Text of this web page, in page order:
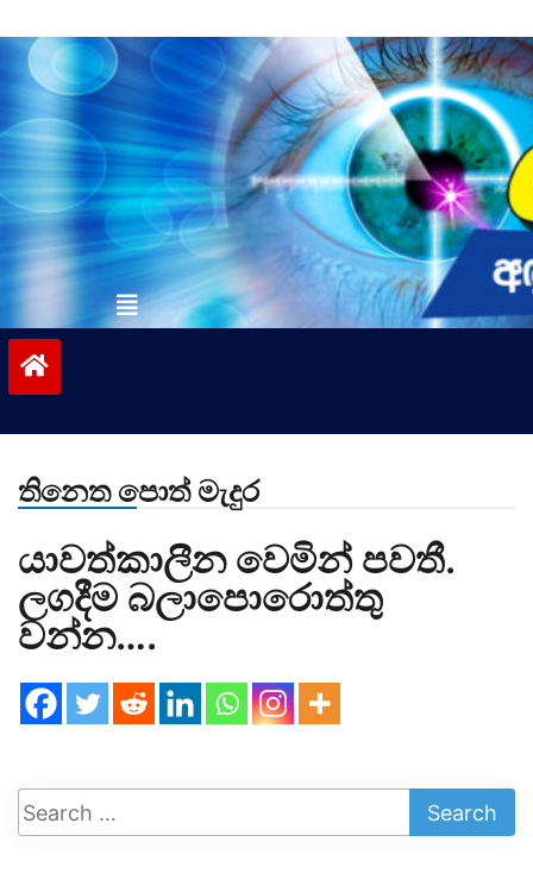
to
contentvinivida.lk
තිනෙත පොත් මැදුර
යාවත්කාලීන වෙමින් පවතී.
ලගදීම බලාපොරොත්තු
වන්න….